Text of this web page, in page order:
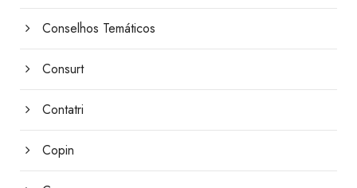
Conselhos Temáticos
Consurt
Contatri
Copin